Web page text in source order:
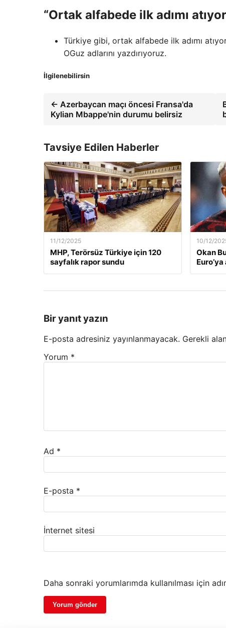
“Ortak alfabede ilk adımı
Türkiye gibi, ortak alfabede ilk adımı
OGuz adlarını yazdırıyoruz.
İlgilenebilirsin
← Azerbaycan maçı öncesi Fransa'da
Kylian Mbappe'nin durumu belirsiz
Tavsiye Edilen Haberler
11/12/2025
MHP, Terörsüz Türkiye için 120
sayfalık rapor sundu
10/12/
Okan
Euro’ya
Bir yanıt yazın
E-posta adresiniz yayınlanmayacak. Gerekli
Yorum *
Ad *
E-posta *
İnternet sitesi
Daha sonraki yorumlarımda kullanılması için